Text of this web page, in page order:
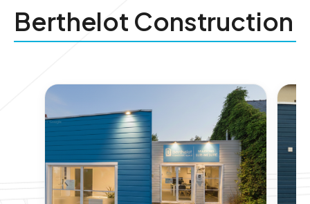
Berthelot Construction